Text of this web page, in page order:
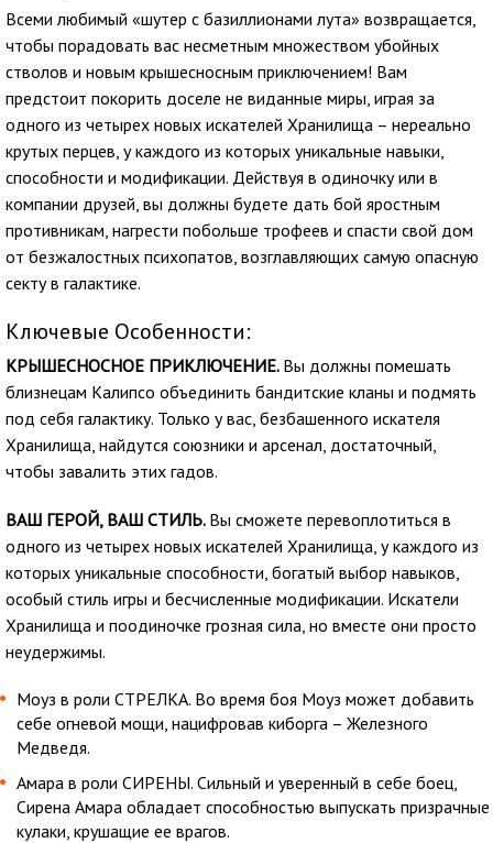
Всеми любимый «шутер с базиллионами лута» возвращается,
чтобы порадовать вас несметным множеством убойных
стволов и новым крышесносным приключением! Вам
предстоит покорить доселе не виданные миры, играя за
одного из четырех новых искателей Хранилища – нереально
крутых перцев, у каждого из которых уникальные навыки,
способности и модификации. Действуя в одиночку или в
компании друзей, вы должны будете дать бой яростным
противникам, нагрести побольше трофеев и спасти свой дом
от безжалостных психопатов, возглавляющих самую опасную
секту в галактике.
Ключевые Особенности:
КРЫШЕСНОСНОЕ ПРИКЛЮЧЕНИЕ. Вы должны помешать
близнецам Калипсо объединить бандитские кланы и подмять
под себя галактику. Только у вас, безбашенного искателя
Хранилища, найдутся союзники и арсенал, достаточный,
чтобы завалить этих гадов.
ВАШ ГЕРОЙ, ВАШ СТИЛЬ. Вы сможете перевоплотиться в
одного из четырех новых искателей Хранилища, у каждого из
которых уникальные способности, богатый выбор навыков,
особый стиль игры и бесчисленные модификации. Искатели
Хранилища и поодиночке грозная сила, но вместе они просто
неудержимы.
Моуз в роли СТРЕЛКА. Во время боя Моуз может добавить
себе огневой мощи, нацифровав киборга – Железного
Медведя.
Амара в роли СИРЕНЫ. Сильный и уверенный в себе боец,
Сирена Амара обладает способностью выпускать призрачные
кулаки, крушащие ее врагов.